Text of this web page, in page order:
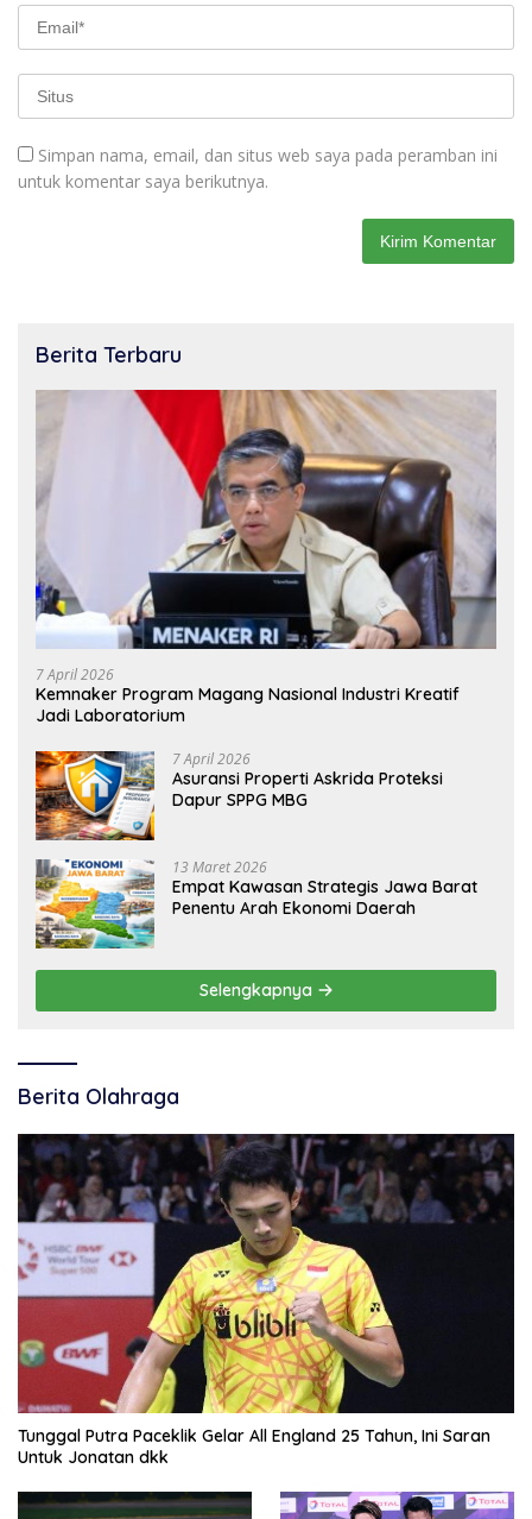
Simpan nama, email, dan situs web saya pada peramban ini
untuk komentar saya berikutnya.
Berita Terbaru
7 April 2026
Kemnaker Program Magang Nasional Industri Kreatif
Jadi Laboratorium
7 April 2026
Asuransi Properti Askrida Proteksi
Dapur SPPG MBG
13 Maret 2026
Empat Kawasan Strategis Jawa Barat
Penentu Arah Ekonomi Daerah
Selengkapnya
Berita Olahraga
Tunggal Putra Paceklik Gelar All England 25 Tahun, Ini Saran
Untuk Jonatan dkk